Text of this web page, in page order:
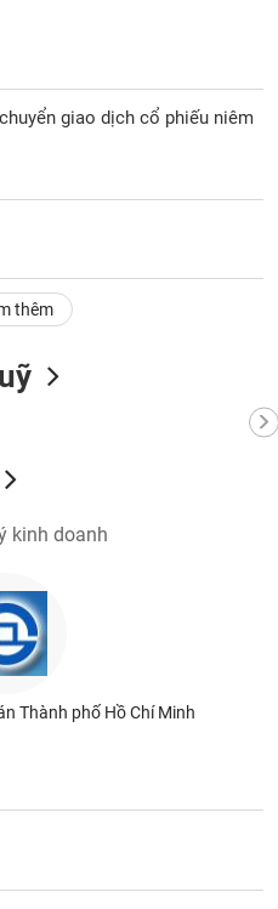
giao dịch cổ phiếu niêm
thêm
kinh doanh
Thành phố Hồ Chí Minh